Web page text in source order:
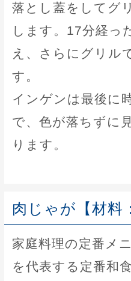
落とし蓋をしてグ
します。17分経っ
え、さらにグリル
す。
インゲンは最後に
で、色が落ちずに
ります。
肉じゃが【材料
家庭料理の定番メ
を代表する定番和食